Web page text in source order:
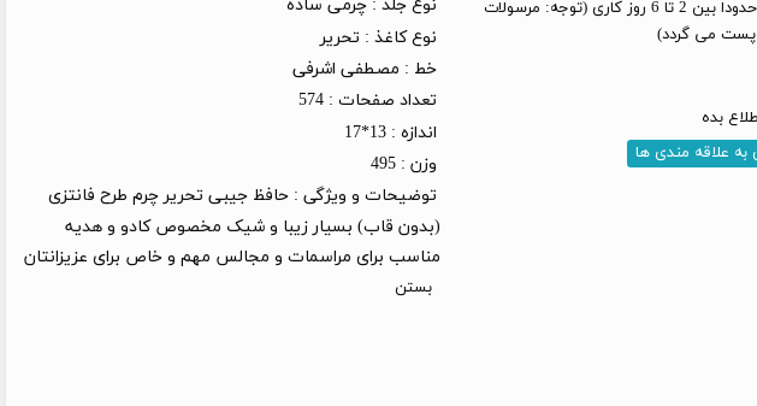
با پیک در تهران 1 روز و با پست حدودا بین 2 تا 6 روز کاری (توجه: مرسولات
پست می گردد)
بده
به علاقه مندی ها
نوع جلد :چرمی ساده
نوع کاغذ : تحریر
خط : مصطفی اشرفی
تعداد صفحات :574
اندازه :13*17
وزن :495
توضیحات و ویژگی :حافظ جیبی تحریر چرم طرح فانتزی
(بدون قاب) بسیار زیبا و شیک مخصوص کادو و هدیه
مناسب برای مراسمات و مجالس مهم و خاص برای عزیزانتان
بستن